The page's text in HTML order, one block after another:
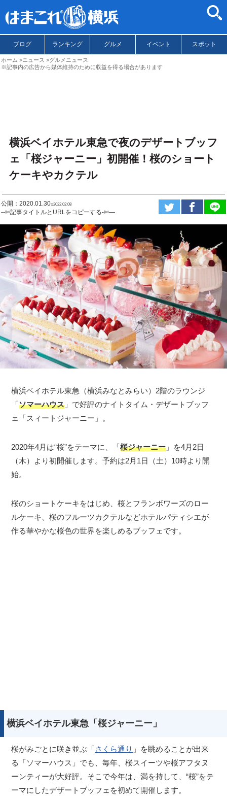
ブログ ランキング グルメ イベント スポット
ホーム ニュース
グルメニュース
※記事内の広告から媒体維持のために収益を得る場合があります
横浜ベイホテル東急で夜のデザートブッフ
ェ「桜ジャーニー」初開催！桜のショート
ケーキやカクテル
公開：2020.01.30ಇ2022.02.08
--✄記事タイトルとURLをコピーする-✄—
横浜ベイホテル東急（横浜みなとみらい）2階のラウンジ
「ソマーハウス 」で好評のナイトタイム・デザートブッフ
ェ「スィートジャーニー」。
2020年4月は“桜”をテーマに、「桜ジャーニー 」を4月2日
（木）より初開催します。予約は2月1日（土）10時より開
始。
桜のショートケーキをはじめ、桜とフランボワーズのロー
ルケーキ、桜のフルーツカクテルなどホテルパティシエが
作る華やかな桜色の世界を楽しめるブッフェです。
横浜ベイホテル東急「桜ジャーニー」
桜がみごとに咲き並ぶ「さくら通り 」を眺めることが出来
る「ソマーハウス」でも、毎年、桜スイーツや桜アフタヌ
ーンティーが大好評。そこで今年は、満を持して、“桜”をテ
ーマにしたデザートブッフェを初めて開催します。